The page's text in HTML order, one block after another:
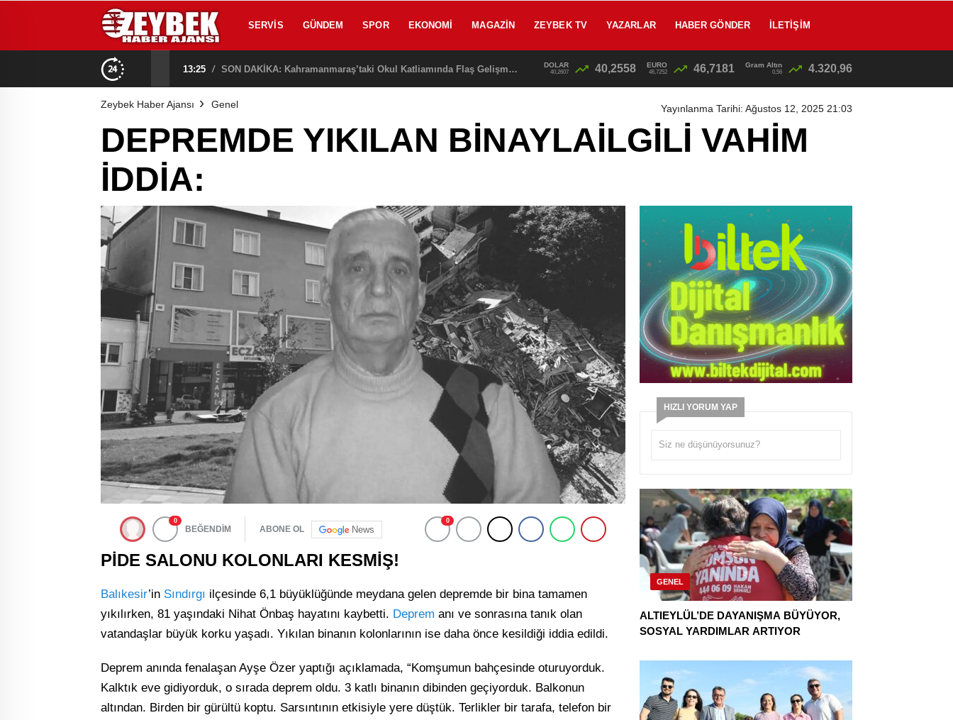
SERVIS GÜNDEM SPOR EKONOMI MAGAZIN ZEYBEK TV YAZARLAR HABER GÖNDER İLETIŞIM
13:25 / SON DAKİKA: Kahramanmaraş’taki Okul Katliamında Flaş Gelişme! Emniyet Müdürü Baba Gözaltına Alınıyor 12:46 /
DOLAR
40,2607 40,2558 EURO
46,7252 46,7181 Gram Altın
0,56 4.320,96
Zeybek Haber Ajansı Genel Yayınlanma Tarihi: Ağustos 12, 2025 21:03
DEPREMDE YIKILAN BİNAYLAİLGİLİ VAHİM
İDDİA:
0
BEĞENDİM ABONE OL News
0
PİDE SALONU KOLONLARI KESMİŞ!
Balıkesir’in Sındırgı ilçesinde 6,1 büyüklüğünde meydana gelen depremde bir bina tamamen
yıkılırken, 81 yaşındaki Nihat Önbaş hayatını kaybetti. Deprem anı ve sonrasına tanık olan
vatandaşlar büyük korku yaşadı. Yıkılan binanın kolonlarının ise daha önce kesildiği iddia edildi.
Deprem anında fenalaşan Ayşe Özer yaptığı açıklamada, “Komşumun bahçesinde oturuyorduk.
Kalktık eve gidiyorduk, o sırada deprem oldu. 3 katlı binanın dibinden geçiyorduk. Balkonun
altından. Birden bir gürültü koptu. Sarsıntının etkisiyle yere düştük. Terlikler bir tarafa, telefon bir
HIZLI YORUM YAP
GENEL
ALTIEYLÜL’DE DAYANIŞMA BÜYÜYOR,
SOSYAL YARDIMLAR ARTIYOR